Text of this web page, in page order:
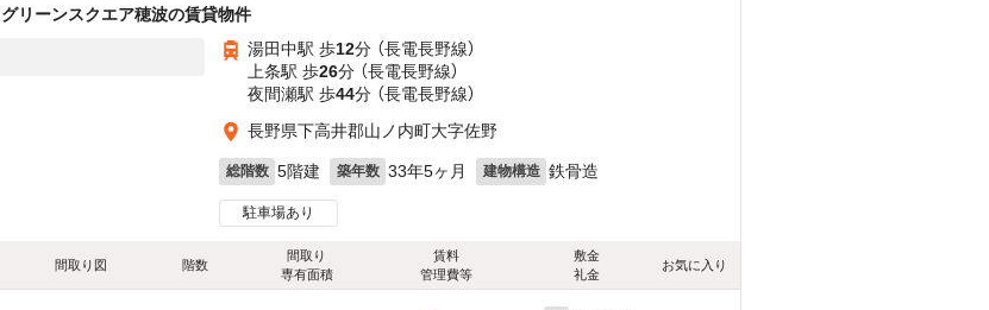
グリーンスクエア穂波の賃貸物件
湯田中駅 歩12分 （長電長野線）
上条駅 歩26分 （長電長野線）
夜間瀬駅 歩44分 （長電長野線）
長野県下高井郡山ノ内町大字佐野
総階数 5階建 築年数 33年5ヶ月 建物構造 鉄骨造
駐車場あり
間取り図 階数
間取り
専有面積
賃料
管理費等
敷金
礼金
お気に入り